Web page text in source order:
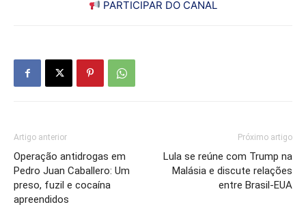
PARTICIPAR DO CANAL
Artigo anterior
Operação antidrogas em
Pedro Juan Caballero: Um
preso, fuzil e cocaína
apreendidos
Próximo artigo
Lula se reúne com Trump na
Malásia e discute relações
entre Brasil-EUA